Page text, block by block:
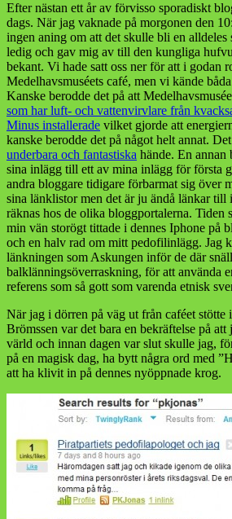
Efter nästan ett år av förvisso sporadiskt
dags. När jag vaknade på morgonen den
ingen aning om att det skulle bli en alldeles
ledig och gav mig av till den kungliga
bekant. Vi hade satt oss ner för att i godan
Medelhavsmuséets café, men vi kände
Kanske berodde det på att
som har luft- och vattenvirvlare från
Minus installerade vilket gjorde att
kanske berodde det på något helt annat.
underbara och fantastiska hände. En annan
sina inlägg till ett av mina inlägg för första
andra bloggare tidigare förbarmat sig över
sina länklistor men det är ju ändå länkar till
räknas hos de olika bloggportalerna. Tiden
min vän storögt tittade i dennes Iphone på
och en halv rad om mitt pedofilinlägg. Jag
länkningen som Askungen inför de där
balklänningsöverraskning, för att använda
referens som så gott som varenda etnisk
När jag i dörren på väg ut från caféet stötte
Brömssen var det bara en bekräftelse på
värld och innan dagen var slut skulle jag,
på en magisk dag, ha bytt några ord med
att ha klivit in på dennes nyöppnade krog.